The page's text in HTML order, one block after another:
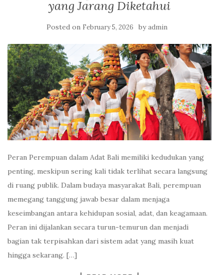
yang Jarang Diketahui
Posted on February 5, 2026 byadmin
Peran Perempuan dalam Adat Bali memiliki kedudukan yang
penting, meskipun sering kali tidak terlihat secara langsung
di ruang publik. Dalam budaya masyarakat Bali, perempuan
memegang tanggung jawab besar dalam menjaga
keseimbangan antara kehidupan sosial, adat, dan keagamaan.
Peran ini dijalankan secara turun-temurun dan menjadi
bagian tak terpisahkan dari sistem adat yang masih kuat
hingga sekarang. […]